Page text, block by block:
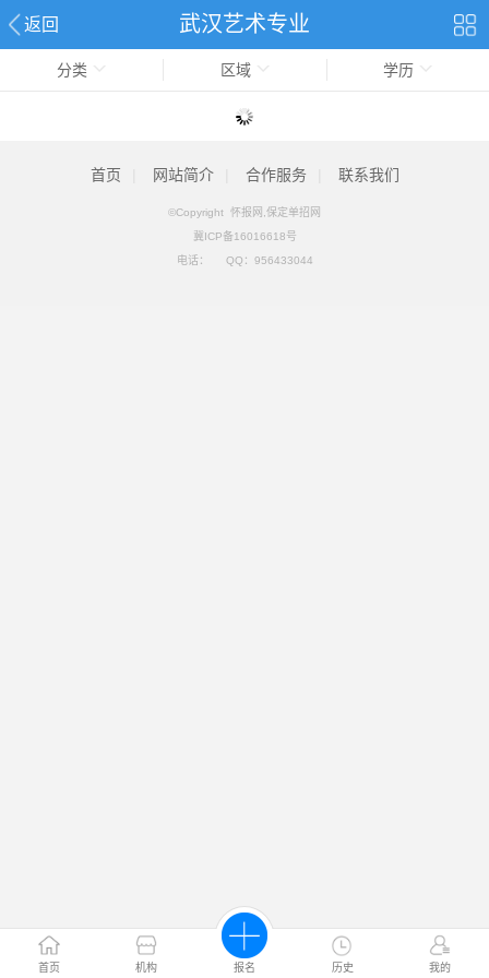
返回 武汉艺术专业
首页 机构 报名 历史 我的
分类 区域 学历
首页 网站简介 合作服务 联系我们
©Copyright 怀报网,保定单招网
冀ICP备16016618号
电话：
QQ： 956433044